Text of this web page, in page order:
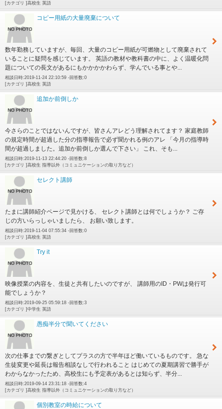
[カテゴリ ]高校生 英語
コピー用紙の大量廃棄について
数年勤務していますが、毎回、大量のコピー用紙が可燃物として廃棄されて
いることに疑問を感じています。 英語の教材や教科書の中に、よく温暖化問
題についての長文があるにもかかかかわらず、学んでいる事とや...
相談日時:2019-11-24 22:10:59 -回答数:0
[カテゴリ ]高校生 英語
追加か前倒しか
今さらのことではないんですが、皆さんアレどう理解されてます？ 家庭教師
の規定時間が超過した分の指導報告で必ず聞かれる例のアレ 「今月の指導時
間が超過しました。追加か前倒しか選んで下さい」 これ、そも...
相談日時:2019-11-13 22:44:20 -回答数:8
[カテゴリ ]高校生 指導以外（コミュニケーションの取り方など）
セレクト講師
たまに講師紹介ページで見かける、 セレクト講師とは何でしょうか？ ご存
じの方いらっしゃいましたら、 お願い致します。
相談日時:2019-11-04 07:55:34 -回答数:0
[カテゴリ ]高校生 英語
Try it
映像授業の内容を、生徒と共有したいのですが、 講師用のID・PWは発行可
能でしょうか？
相談日時:2019-09-25 05:59:18 -回答数:3
[カテゴリ ]中学生 英語
愚痴半分で聞いてください
次の仕事までの繋ぎとしてプラスの方で半年ほど働いているものです。 急な
生徒変更や延長は報告相談なしで行われること はじめての夏期講習で勝手が
わからなかったため、高校生にも予定表があるとは知らず、半分...
相談日時:2019-09-14 23:31:18 -回答数:4
[カテゴリ ]高校生 指導以外（コミュニケーションの取り方など）
個別教室の時給について